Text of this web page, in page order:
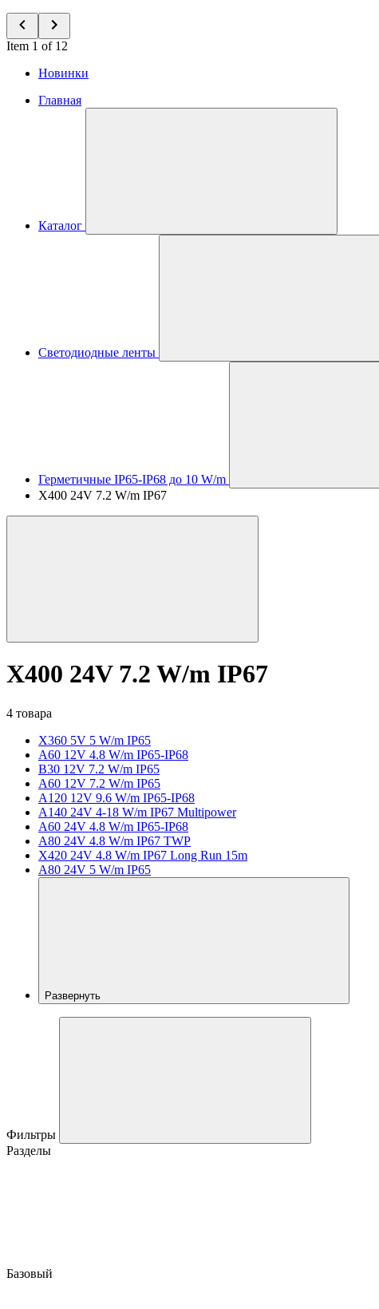
Item 1 of 12
Новинки
Главная
Каталог
Светодиодные ленты
Герметичные IP65-IP68 до 10 W/m
X400 24V 7.2 W/m IP67
X400 24V 7.2 W/m IP67
4 товара
X360 5V 5 W/m IP65
A60 12V 4.8 W/m IP65-IP68
B30 12V 7.2 W/m IP65
A60 12V 7.2 W/m IP65
A120 12V 9.6 W/m IP65-IP68
A140 24V 4-18 W/m IP67 Multipower
A60 24V 4.8 W/m IP65-IP68
A80 24V 4.8 W/m IP67 TWP
X420 24V 4.8 W/m IP67 Long Run 15m
A80 24V 5 W/m IP65
Развернуть
Фильтры
Разделы
Базовый